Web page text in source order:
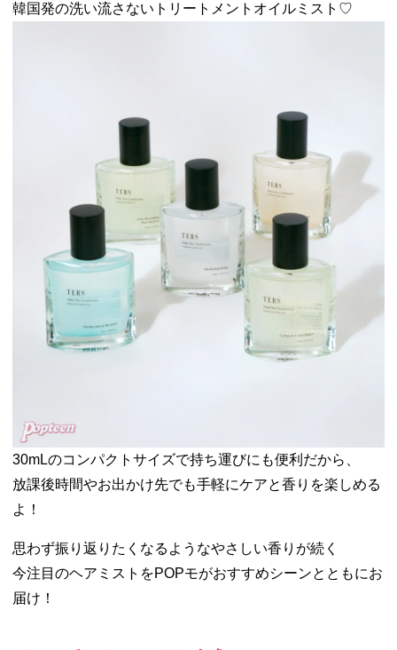
韓国発の洗い流さないトリートメントオイルミスト♡
30mLのコンパクトサイズで持ち運びにも便利だから、
放課後時間やお出かけ先でも手軽にケアと香りを楽しめる
よ！
思わず振り返りたくなるようなやさしい香りが続く
今注目のヘアミストをPOPモがおすすめシーンとともにお
届け！